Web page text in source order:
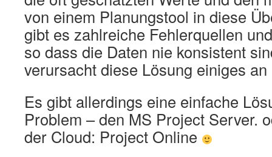
von einem Planungstool in diese
gibt es zahlreiche Fehlerquellen
so dass die Daten nie konsistent
verursacht diese Lösung einiges an
Es gibt allerdings eine einfache
Problem – den MS Project Server.
der Cloud: Project Online